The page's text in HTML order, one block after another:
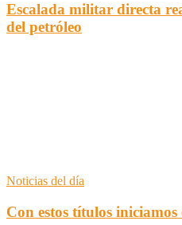
Escalada militar directa
del petróleo
Noticias del día
Con estos títulos iniciamos